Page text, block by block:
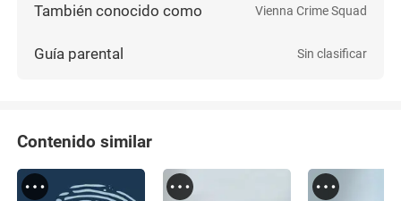
También conocido como Vienna Crime Squad
Guía parental Sin clasificar
Contenido similar